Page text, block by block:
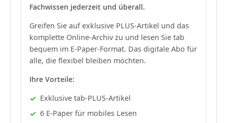
Fachwissen jederzeit und überall.
Greifen Sie auf exklusive PLUS-Artikel und das
komplette Online-Archiv zu und lesen Sie tab
bequem im E-Paper-Format. Das digitale Abo für
alle, die flexibel bleiben möchten.
Ihre Vorteile:
Exklusive tab-PLUS-Artikel
6 E-Paper für mobiles Lesen